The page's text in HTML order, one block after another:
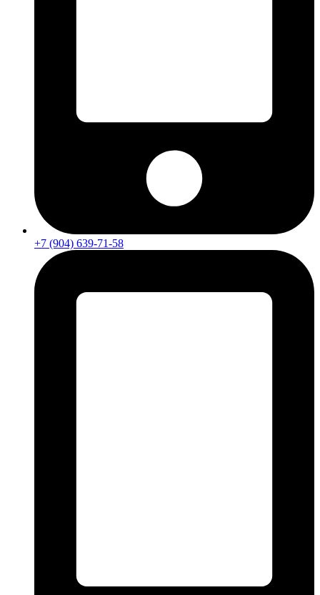
+7 (904) 639-71-58